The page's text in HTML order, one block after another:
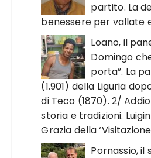
partito. La
benessere per vallate
Loano, il
Domingo
porta”. La
(1.901) della Liguria
di Teco (1870). 2/
storia e tradizioni.
Grazia della
Pornassio, il